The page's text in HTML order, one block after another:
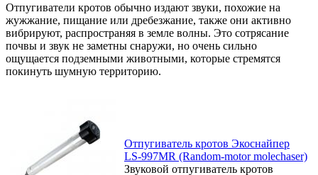
Отпугиватели кротов обычно издают звуки, похожие на
жужжание, пищание или дребезжание, также они активно
вибрируют, распространяя в земле волны. Это сотрясание
почвы и звук не заметны снаружи, но очень сильно
ощущается подземными животными, которые стремятся
покинуть шумную территорию.
Отпугиватель кротов Экоснайпер
LS-997MR (Random-motor molechaser)
Звуковой отпугиватель кротов